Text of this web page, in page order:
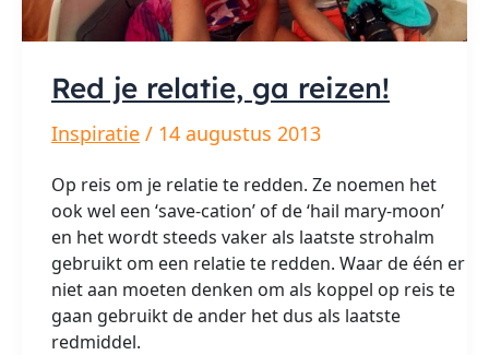
Red je relatie, ga reizen!
Inspiratie / 14 augustus 2013
Op reis om je relatie te redden. Ze noemen het
ook wel een ‘save-cation’ of de ‘hail mary-moon’
en het wordt steeds vaker als laatste strohalm
gebruikt om een relatie te redden. Waar de één er
niet aan moeten denken om als koppel op reis te
gaan gebruikt de ander het dus als laatste
redmiddel.